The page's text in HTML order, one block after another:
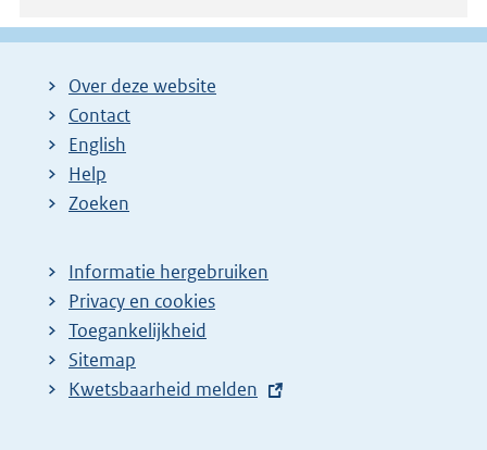
Over deze website
Contact
English
Help
Zoeken
Informatie hergebruiken
Privacy en cookies
Toegankelijkheid
Sitemap
E
Kwetsbaarheid melden